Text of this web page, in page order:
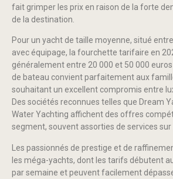
fait grimper les prix en raison de la forte
de la destination.
Pour un yacht de taille moyenne, situé
avec équipage, la fourchette tarifaire en
généralement entre 20 000 et 50 000
de bateau convient parfaitement aux
souhaitant un excellent compromis entre
Des sociétés reconnues telles que Dream
Water Yachting affichent des offres
segment, souvent assorties de services sur
Les passionnés de prestige et de
les méga-yachts, dont les tarifs débutent
par semaine et peuvent facilement